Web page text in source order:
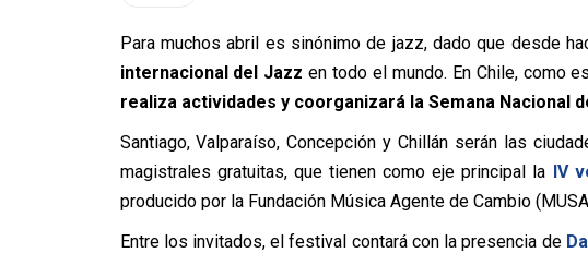
Para muchos abril es sinónimo de jazz, dado que desde
internacional del Jazz en todo el mundo. En Chile, como
realiza actividades y coorganizará la Semana Nacional
Santiago, Valparaíso, Concepción y Chillán serán las
magistrales gratuitas, que tienen como eje principal la IV
producido por la Fundación Música Agente de Cambio
Entre los invitados, el festival contará con la presencia de